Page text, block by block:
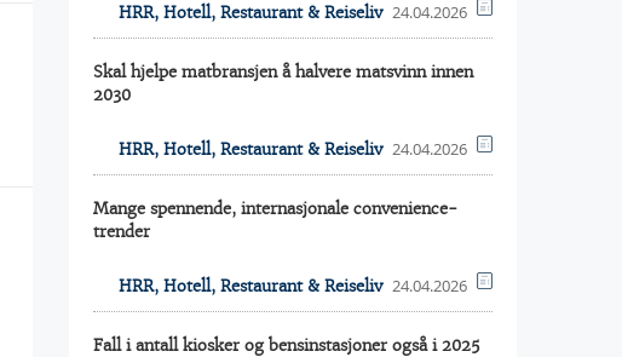
HRR, Hotell, Restaurant & Reiseliv 24.04.2026
Skal hjelpe matbransjen å halvere matsvinn innen
2030
HRR, Hotell, Restaurant & Reiseliv 24.04.2026
Mange spennende, internasjonale convenience-
trender
HRR, Hotell, Restaurant & Reiseliv 24.04.2026
Fall i antall kiosker og bensinstasjoner også i 2025